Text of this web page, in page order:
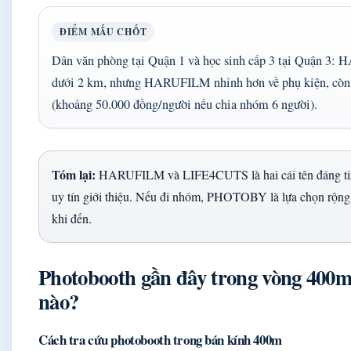
ĐIỂM MẤU CHỐT
Dân văn phòng tại Quận 1 và học sinh cấp 3 tại Quận 3:
dưới 2 km, nhưng HARUFILM nhỉnh hơn về phụ kiện,
(khoảng 50.000 đồng/người nếu chia nhóm 6 người).
Tóm lại: HARUFILM và LIFE4CUTS là hai cái tên đáng
uy tín giới thiệu. Nếu đi nhóm, PHOTOBY là lựa chọn
khi đến.
Photobooth gần đây trong vòng
nào?
Cách tra cứu photobooth trong bán kính 400m